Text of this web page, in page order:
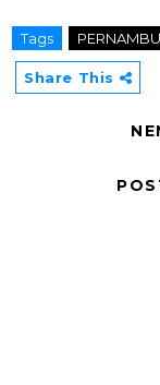
Tags
Share This